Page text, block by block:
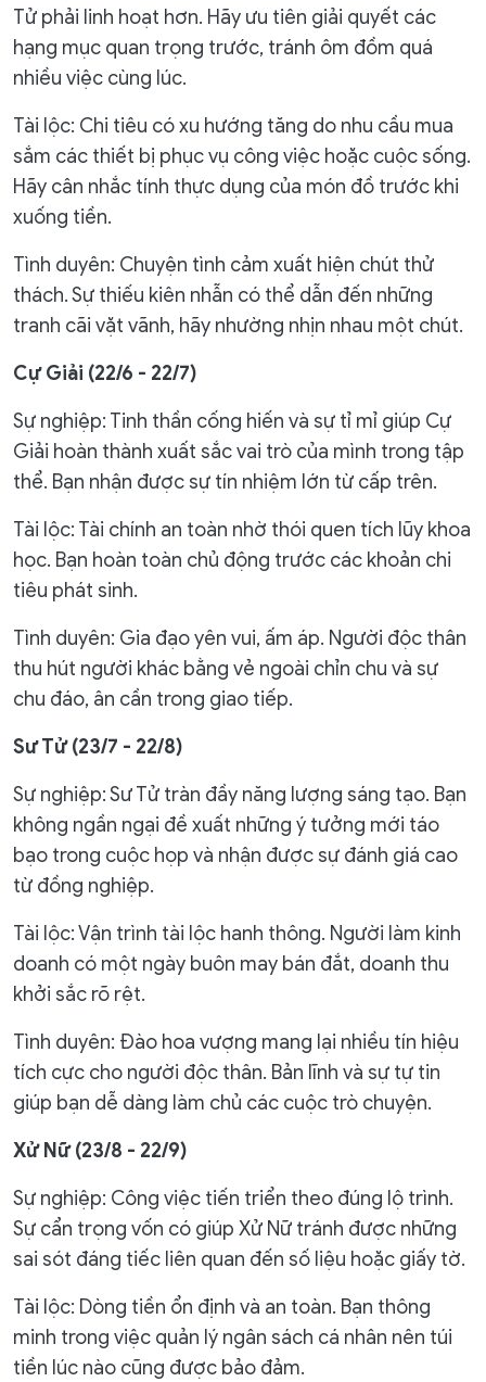
Tử phải linh hoạt hơn. Hãy ưu tiên giải quyết các
hạng mục quan trọng trước, tránh ôm đồm quá
nhiều việc cùng lúc.
Tài lộc: Chi tiêu có xu hướng tăng do nhu cầu mua
sắm các thiết bị phục vụ công việc hoặc cuộc sống.
Hãy cân nhắc tính thực dụng của món đồ trước khi
xuống tiền.
Tình duyên: Chuyện tình cảm xuất hiện chút thử
thách. Sự thiếu kiên nhẫn có thể dẫn đến những
tranh cãi vặt vãnh, hãy nhường nhịn nhau một chút.
Cự Giải (22/6 - 22/7)
Sự nghiệp: Tinh thần cống hiến và sự tỉ mỉ giúp Cự
Giải hoàn thành xuất sắc vai trò của mình trong tập
thể. Bạn nhận được sự tín nhiệm lớn từ cấp trên.
Tài lộc: Tài chính an toàn nhờ thói quen tích lũy khoa
học. Bạn hoàn toàn chủ động trước các khoản chi
tiêu phát sinh.
Tình duyên: Gia đạo yên vui, ấm áp. Người độc thân
thu hút người khác bằng vẻ ngoài chỉn chu và sự
chu đáo, ân cần trong giao tiếp.
Sư Tử (23/7 - 22/8)
Sự nghiệp: Sư Tử tràn đầy năng lượng sáng tạo. Bạn
không ngần ngại đề xuất những ý tưởng mới táo
bạo trong cuộc họp và nhận được sự đánh giá cao
từ đồng nghiệp.
Tài lộc: Vận trình tài lộc hanh thông. Người làm kinh
doanh có một ngày buôn may bán đắt, doanh thu
khởi sắc rõ rệt.
Tình duyên: Đào hoa vượng mang lại nhiều tín hiệu
tích cực cho người độc thân. Bản lĩnh và sự tự tin
giúp bạn dễ dàng làm chủ các cuộc trò chuyện.
Xử Nữ (23/8 - 22/9)
Sự nghiệp: Công việc tiến triển theo đúng lộ trình.
Sự cẩn trọng vốn có giúp Xử Nữ tránh được những
sai sót đáng tiếc liên quan đến số liệu hoặc giấy tờ.
Tài lộc: Dòng tiền ổn định và an toàn. Bạn thông
minh trong việc quản lý ngân sách cá nhân nên túi
tiền lúc nào cũng được bảo đảm.